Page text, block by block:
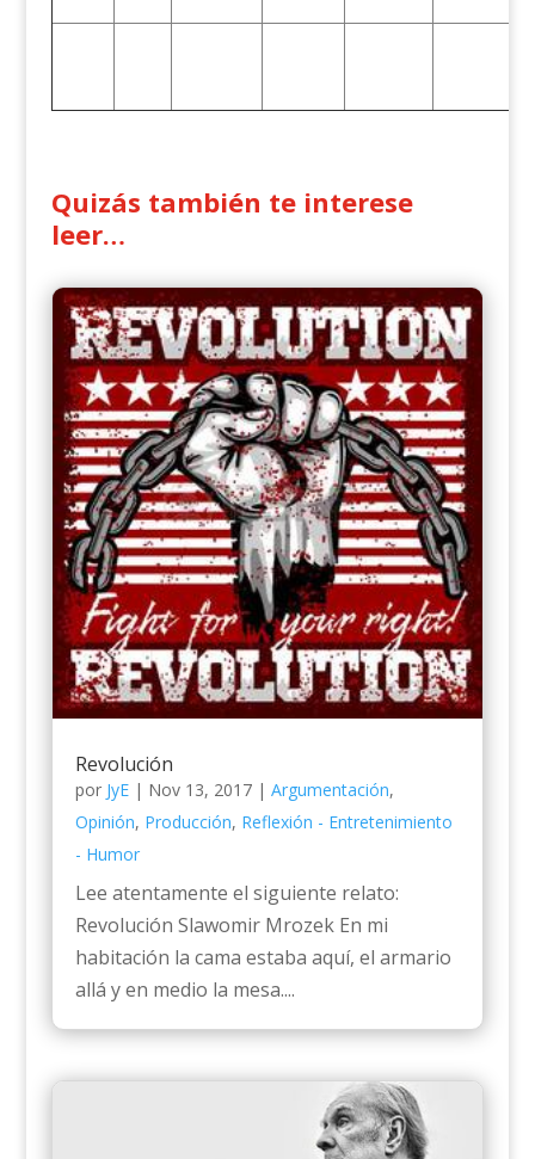
Quizás también te interese
leer…
Revolución
por JyE| Nov 13, 2017| Argumentación,
Opinión, Producción, Reflexión - Entretenimiento
- Humor
Lee atentamente el siguiente relato:
Revolución Slawomir Mrozek En mi
habitación la cama estaba aquí, el armario
allá y en medio la mesa....